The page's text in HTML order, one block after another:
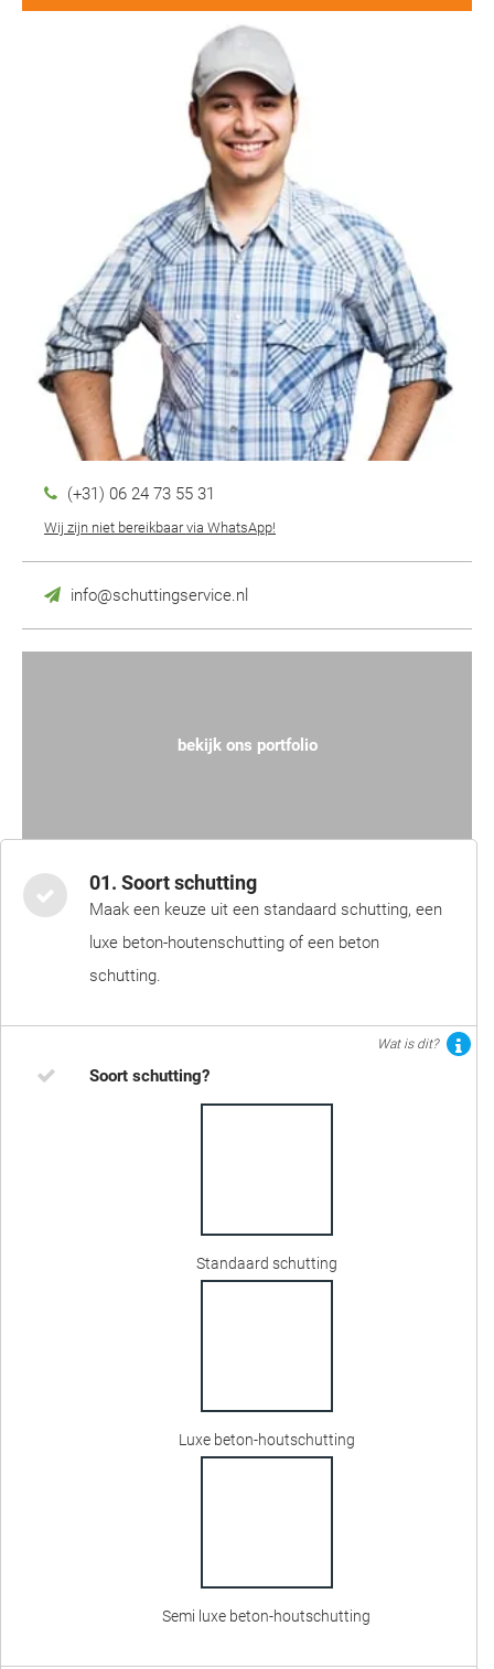
(+31) 06 24 73 55 31
Wij zijn niet bereikbaar via WhatsApp!
info@schuttingservice.nl
bekijk ons portfolio
01. Soort schutting
Maak een keuze uit een standaard schutting, een
luxe beton-houtenschutting of een beton
schutting.
Wat is dit?
Soort schutting?
Standaard schutting
Luxe beton-houtschutting
Semi luxe beton-houtschutting